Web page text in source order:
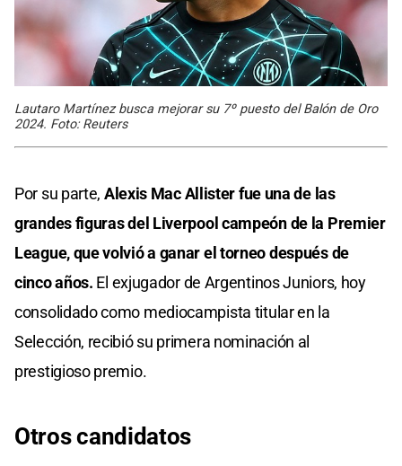
Lautaro Martínez busca mejorar su 7º puesto del Balón de Oro
2024. Foto: Reuters
Por su parte, Alexis Mac Allister fue una de las
grandes figuras del Liverpool campeón de la Premier
League, que volvió a ganar el torneo después de
cinco años. El exjugador de Argentinos Juniors, hoy
consolidado como mediocampista titular en la
Selección, recibió su primera nominación al
prestigioso premio.
Otros candidatos